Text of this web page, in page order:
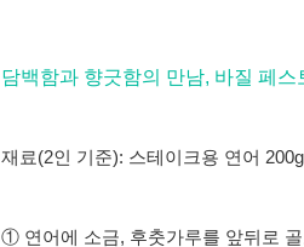
담백함과 향긋함의 만남, 바질 페
재료(2인 기준): 스테이크용 연어
① 연어에 소금, 후춧가루를 앞뒤로